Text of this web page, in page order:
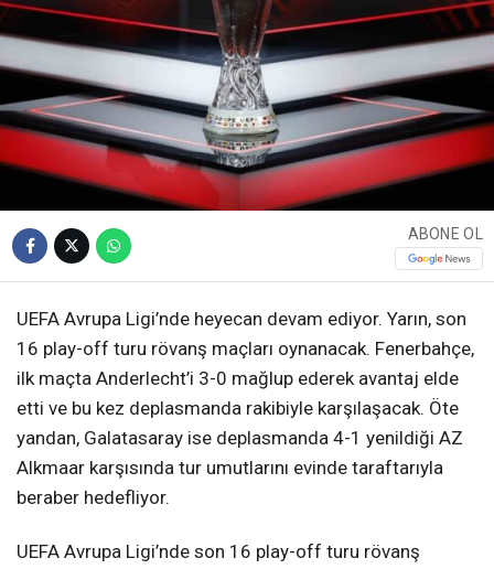
ABONE OL
UEFA Avrupa Ligi’nde heyecan devam ediyor. Yarın, son
16 play-off turu rövanş maçları oynanacak. Fenerbahçe,
ilk maçta Anderlecht’i 3-0 mağlup ederek avantaj elde
etti ve bu kez deplasmanda rakibiyle karşılaşacak. Öte
yandan, Galatasaray ise deplasmanda 4-1 yenildiği AZ
Alkmaar karşısında tur umutlarını evinde taraftarıyla
beraber hedefliyor.
UEFA Avrupa Ligi’nde son 16 play-off turu rövanş